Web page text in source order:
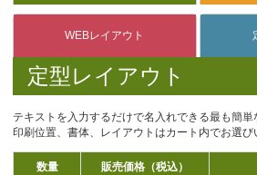
定型レイアウト
テキストを入力するだけで名入れできる最も簡単
印刷位置、書体、レイアウトはカート内でお選び
数量 販売価格（税込）